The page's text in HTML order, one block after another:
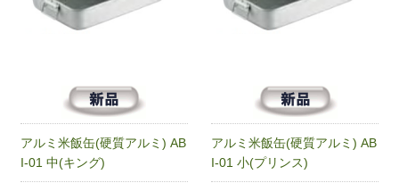
アルミ米飯缶(硬質アルミ) AB
I-01 中(キング)
アルミ米飯缶(硬質アルミ) AB
I-01 小(プリンス)